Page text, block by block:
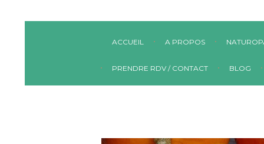
ACCUEIL A PROPOS
PRENDRE RDV / CONTACT BLOG